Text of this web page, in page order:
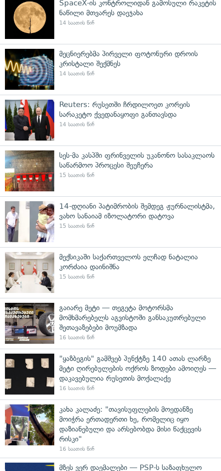
SpaceX-ის კონტროლიდან გამოსული რაკეტის
ნაწილი მთვარეს დაეჯახა
14 საათის წინ
მეცნიერებმა პირველი ფოტონური დროის
კრისტალი შექმნეს
14 საათის წინ
Reuters: რუსეთში ჩრდილოეთ კორეის
სარაკეტო ქვედანაყოფი განთავსდა
14 საათის წინ
სეს-მა კასპში ფრინველის უკანონო სასაკლაოს
საწარმოო პროცესი შეუჩერა
15 საათის წინ
14-დღიანი პატიმრობის შემდეგ ჟურნალისტმა,
ვახო სანაიამ იზოლატორი დატოვა
15 საათის წინ
მექსიკაში საქართველოს ელჩად ნატალია
კორძაია დაინიშნა
15 საათის წინ
გაიარე მეტი — თეგეტა მოტორსმა
მომხმარებელს აგვისტოში განსაკუთრებული
შეთავაზებები მოუმზადა
16 საათის წინ
"ყაზბეგის" გამშვებ პუნქტზე 140 ათას ლარზე
მეტი ღირებულების ოქროს ზოდები ამოიღეს —
დაკავებულია რუსეთის მოქალაქე
16 საათის წინ
კახა კალაძე: "თავისუფლების მოედანზე
მოიჭრა ერთადერთი ხე, რომელიც იყო
დაზიანებული და არსებობდა მისი წაქცევის
რისკი"
16 საათის წინ
მზეს ვერ დაემალები — PSP-ს საზაფხულო